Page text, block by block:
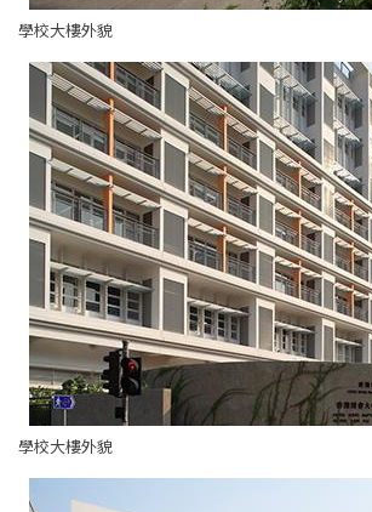
學校大樓外貌
學校大樓外貌